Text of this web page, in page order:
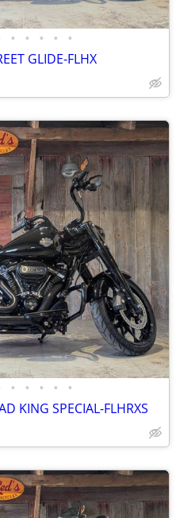
• • • • •
GLIDE-FLHX
• • • • •
KING SPECIAL-FLHRXS